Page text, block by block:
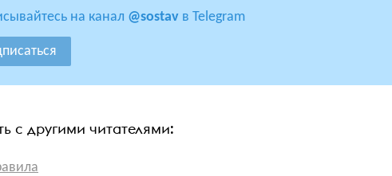
на канал @sostav в Telegram
с другими читателями: